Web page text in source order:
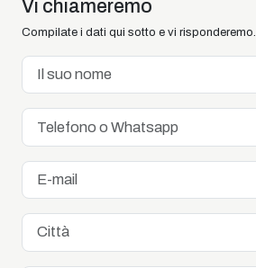
Vi chiameremo
Compilate i dati qui sotto e vi risponderemo.